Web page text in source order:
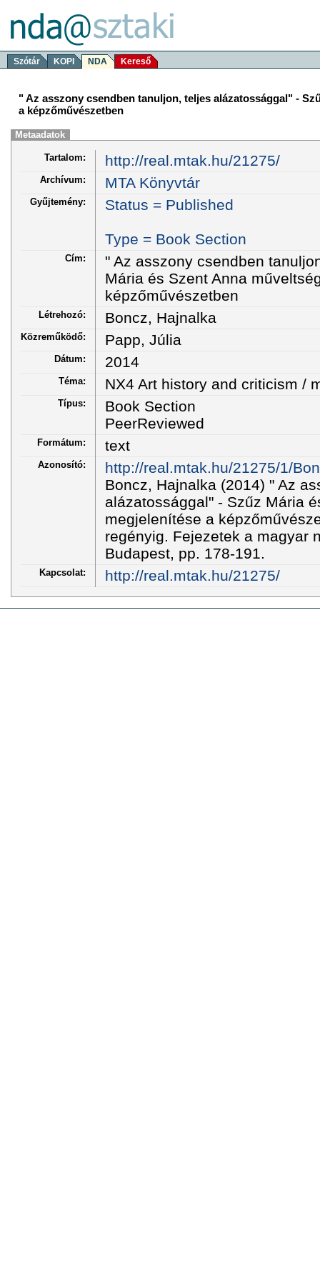
Szótár KOPI NDA Kereső
" Az asszony csendben tanuljon, teljes alázatossággal" -
a képzőművészetben
Metaadatok
Tartalom: http://real.mtak.hu/21275/
Archívum: MTA Könyvtár
Gyűjtemény: Status = Published
Type = Book Section
Cím:
" Az asszony csendben
Mária és Szent Anna
képzőművészetben
Létrehozó: Boncz, Hajnalka
Közreműködő: Papp, Júlia
Dátum: 2014
Téma: NX4 Art history and criticism /
Típus:
Book Section
PeerReviewed
Formátum: text
Azonosító:
http://real.mtak.hu/21275/1/
Boncz, Hajnalka (2014) " Az
alázatossággal" - Szűz Mária
megjelenítése a
regényig. Fejezetek a magyar
Budapest, pp. 178-191.
Kapcsolat: http://real.mtak.hu/21275/